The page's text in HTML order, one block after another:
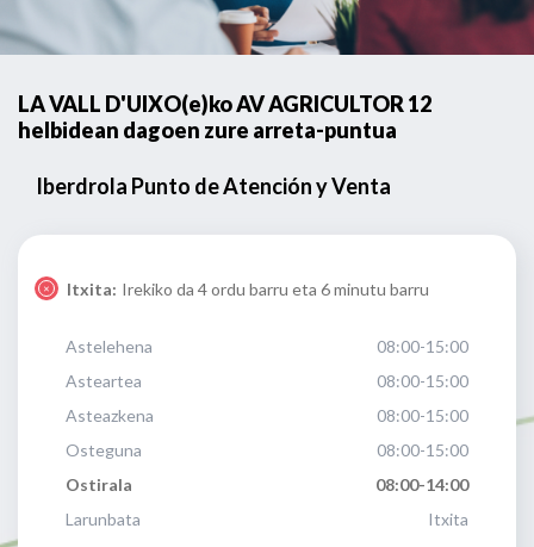
LA VALL D'UIXO(e)ko AV AGRICULTOR 12
helbidean dagoen zure arreta-puntua
Iberdrola Punto de Atención y Venta
Itxita: Irekiko da 4 ordu barru eta 6 minutu barru
Astelehena
08:00-15:00
Asteartea
08:00-15:00
Asteazkena
08:00-15:00
Osteguna
08:00-15:00
Ostirala
08:00-14:00
Larunbata
Itxita